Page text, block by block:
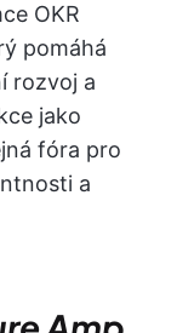
OKR
pomáhá
rozvoj a
jako
fóra pro
a